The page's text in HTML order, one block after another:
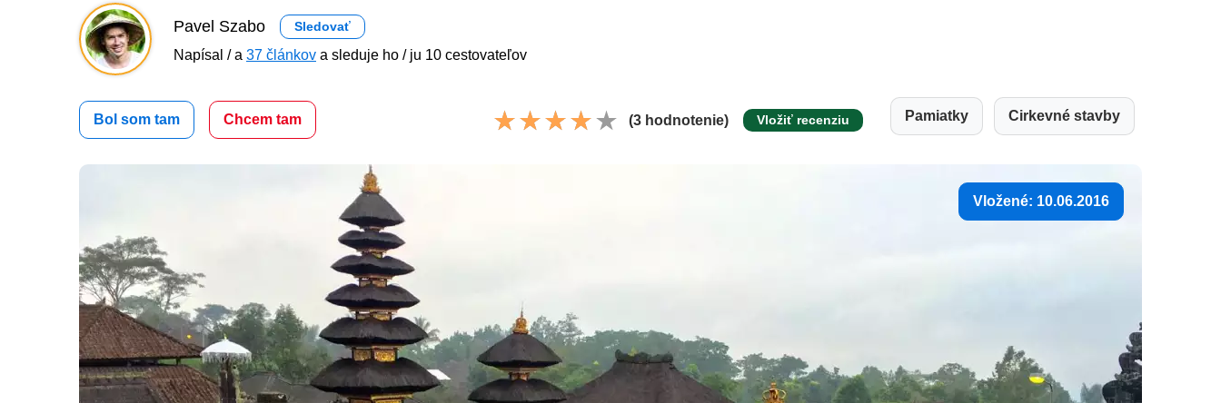
Pavel Szabo Sledovať
Napísal / a 37 článkov a sleduje ho / ju 10 cestovateľov
Bol som tam Chcem tam (3 hodnotenie) Vložiť recenziu Pamiatky Cirkevné stavby
Vložené: 10.06.2016